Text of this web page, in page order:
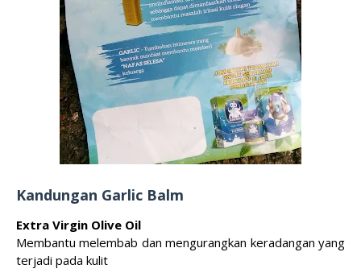
Kandungan Garlic Balm
Extra Virgin Olive Oil
Membantu melembab dan mengurangkan keradangan yang
terjadi pada kulit